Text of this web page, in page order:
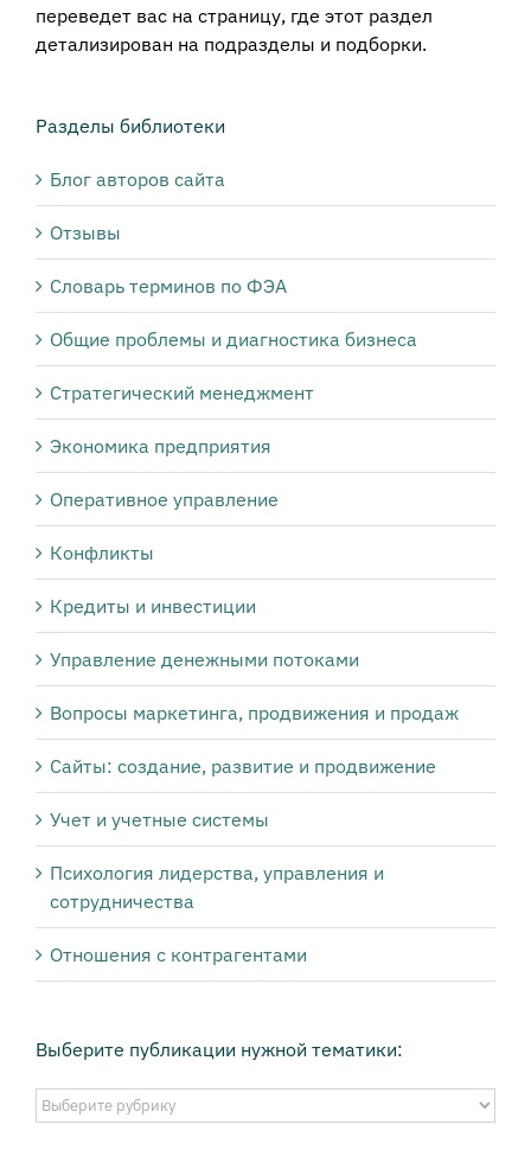
переведет вас на страницу, где этот раздел
детализирован на подразделы и подборки.
Разделы библиотеки
Блог авторов сайта
Отзывы
Словарь терминов по ФЭА
Общие проблемы и диагностика бизнеса
Стратегический менеджмент
Экономика предприятия
Оперативное управление
Конфликты
Кредиты и инвестиции
Управление денежными потоками
Вопросы маркетинга, продвижения и продаж
Сайты: создание, развитие и продвижение
Учет и учетные системы
Психология лидерства, управления и
сотрудничества
Отношения с контрагентами
Выберите публикации нужной тематики:
Выберите
публикации